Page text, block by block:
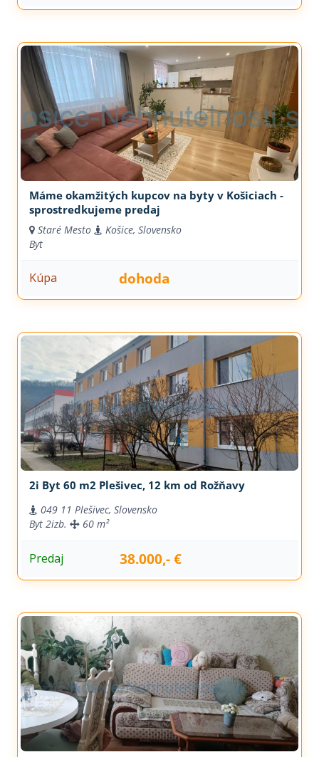
Máme okamžitých kupcov na byty v Košiciach -
sprostredkujeme predaj
Staré Mesto
Košice, Slovensko
Byt
Kúpa dohoda
2i Byt 60 m2 Plešivec, 12 km od Rožňavy
049 11 Plešivec, Slovensko
Byt 2izb. 60 m²
Predaj 38.000,- €